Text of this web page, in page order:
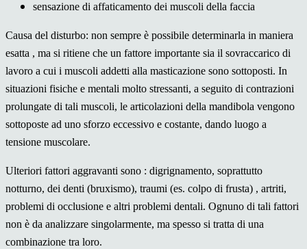
sensazione di affaticamento dei muscoli della faccia
Causa del disturbo: non sempre è possibile determinarla in maniera
esatta , ma si ritiene che un fattore importante sia il sovraccarico di
lavoro a cui i muscoli addetti alla masticazione sono sottoposti. In
situazioni fisiche e mentali molto stressanti, a seguito di contrazioni
prolungate di tali muscoli, le articolazioni della mandibola vengono
sottoposte ad uno sforzo eccessivo e costante, dando luogo a
tensione muscolare.
Ulteriori fattori aggravanti sono : digrignamento, soprattutto
notturno, dei denti (bruxismo), traumi (es. colpo di frusta) , artriti,
problemi di occlusione e altri problemi dentali. Ognuno di tali fattori
non è da analizzare singolarmente, ma spesso si tratta di una
combinazione tra loro.